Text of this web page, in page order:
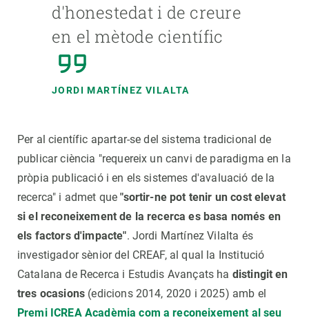
d'honestedat i de creure
en el mètode científic
JORDI MARTÍNEZ VILALTA
Per al científic apartar-se del sistema tradicional de
publicar ciència "requereix un canvi de paradigma en la
pròpia publicació i en els sistemes d'avaluació de la
recerca" i admet que "sortir-ne pot tenir un cost elevat
si el reconeixement de la recerca es basa només en
els factors d'impacte". Jordi Martínez Vilalta és
investigador sènior del CREAF, al qual la Institució
Catalana de Recerca i Estudis Avançats ha distingit en
tres ocasions (edicions 2014, 2020 i 2025) amb el
Premi ICREA Acadèmia com a reconeixement al seu